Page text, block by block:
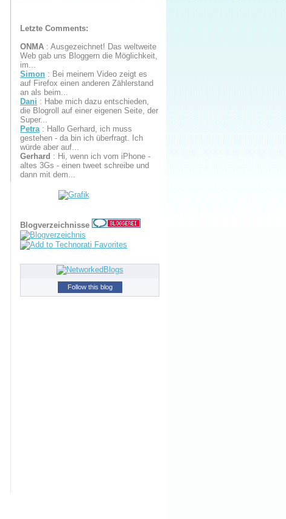
Letzte Comments:
ONMA : Ausgezeichnet! Das weltweite
Web gab uns Bloggern die Möglichkeit,
im...
Simon : Bei meinem Video zeigt es
auf Firefox einen anderen Zählerstand
an als beim...
Dani : Habe mich dazu entschieden,
die Blogroll auf einer eigenen Seite, der
Super...
Petra : Hallo Gerhard, ich muss
gestehen - da bin ich überfragt. Ich
würde aber auf...
Gerhard : Hi, wenn ich vom iPhone -
altes 3Gs - einen tweet schreibe und
dann mit dem...
Blogverzeichnisse
Follow this blog